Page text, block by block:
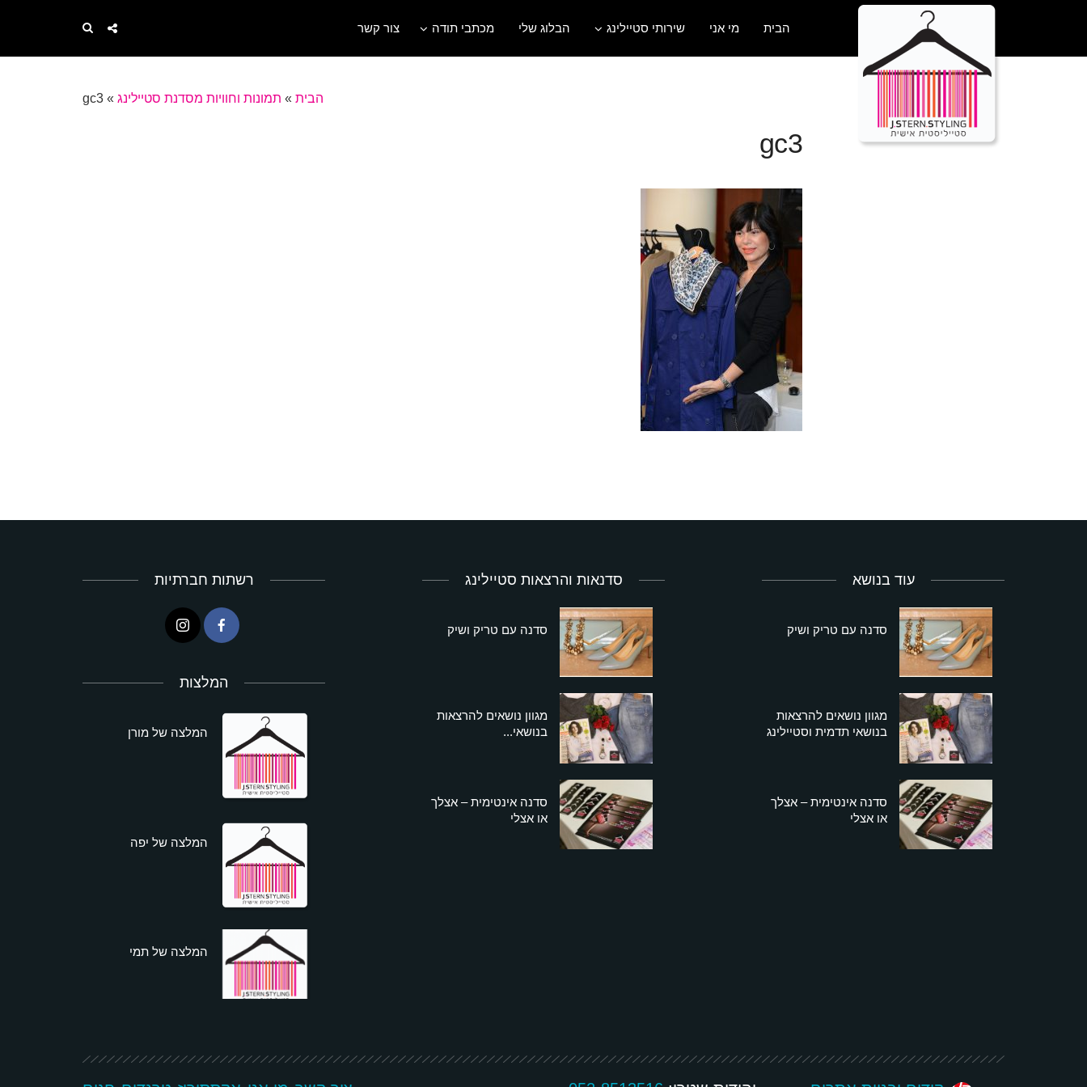
הבית מי אני שירותי סטיילינג הבלוג שלי מכתבי תודה צור קשר
הבית » תמונות וחוויות מסדנת סטיילינג »
gc3
gc3
עוד בנושא
סדנה עם טריק ושיק
מגוון נושאים להרצאות
בנושאי תדמית וסטיילינג
סדנה אינטימית – אצלך
או אצלי
סדנאות והרצאות סטיילינג
סדנה עם טריק ושיק
מגוון נושאים להרצאות
בנושאי...
סדנה אינטימית – אצלך
או אצלי
רשתות חברתיות
המלצות
המלצה של מורן
המלצה של יפה
המלצה של תמי